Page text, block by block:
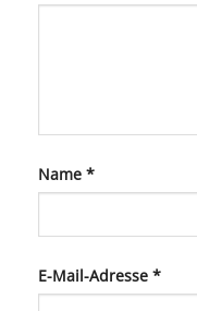
Name *
E-Mail-Adresse *